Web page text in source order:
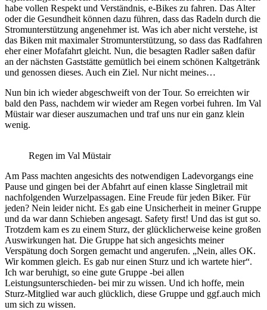
habe vollen Respekt und Verständnis, e-Bikes zu fahren. Das Alter
oder die Gesundheit können dazu führen, dass das Radeln durch die
Stromunterstützung angenehmer ist. Was ich aber nicht verstehe, ist
das Biken mit maximaler Stromunterstützung, so dass das Radfahren
eher einer Mofafahrt gleicht. Nun, die besagten Radler saßen dafür
an der nächsten Gaststätte gemütlich bei einem schönen Kaltgetränk
und genossen dieses. Auch ein Ziel. Nur nicht meines…
Nun bin ich wieder abgeschweift von der Tour. So erreichten wir
bald den Pass, nachdem wir wieder am Regen vorbei fuhren. Im Val
Müstair war dieser auszumachen und traf uns nur ein ganz klein
wenig.
Regen im Val Müstair
Am Pass machten angesichts des notwendigen Ladevorgangs eine
Pause und gingen bei der Abfahrt auf einen klasse Singletrail mit
nachfolgenden Wurzelpassagen. Eine Freude für jeden Biker. Für
jeden? Nein leider nicht. Es gab eine Unsicherheit in meiner Gruppe
und da war dann Schieben angesagt. Safety first! Und das ist gut so.
Trotzdem kam es zu einem Sturz, der glücklicherweise keine großen
Auswirkungen hat. Die Gruppe hat sich angesichts meiner
Verspätung doch Sorgen gemacht und angerufen. „Nein, alles OK.
Wir kommen gleich. Es gab nur einen Sturz und ich wartete hier“.
Ich war beruhigt, so eine gute Gruppe -bei allen
Leistungsunterschieden- bei mir zu wissen. Und ich hoffe, mein
Sturz-Mitglied war auch glücklich, diese Gruppe und ggf.auch mich
um sich zu wissen.